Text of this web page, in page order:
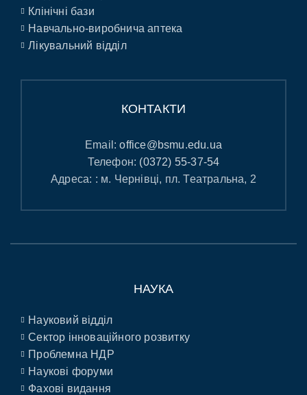
Клінічні бази
Навчально-виробнича аптека
Лікувальний відділ
КОНТАКТИ
Email:office@bsmu.edu.ua
Телефон: (0372) 55-37-54
Адреса: : м. Чернівці, пл. Театральна, 2
НАУКА
Науковий відділ
Сектор інноваційного розвитку
Проблемна НДР
Наукові форуми
Фахові видання